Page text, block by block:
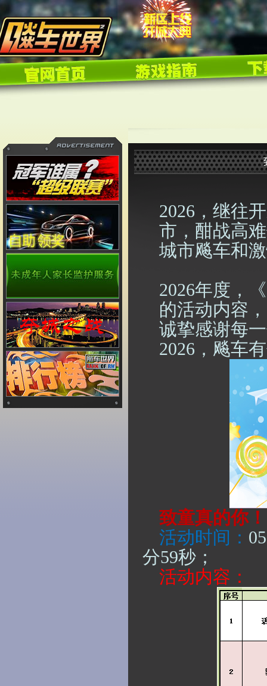
2026 ，继往
市，酣战高
城市飚车和
2026年度，
的活动内容
诚挚感谢每
2026 ，飚车
致童真的你！
活动时间：
分59秒 ；
活动内容：